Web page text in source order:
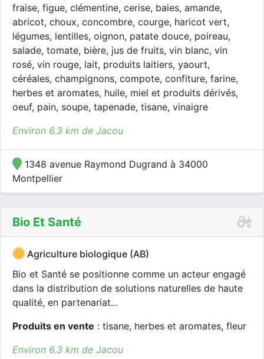
fraise, figue, clémentine, cerise, baies, amande,
abricot, choux, concombre, courge, haricot vert,
légumes, lentilles, oignon, patate douce, poireau,
salade, tomate, bière, jus de fruits, vin blanc, vin
rosé, vin rouge, lait, produits laitiers, yaourt,
céréales, champignons, compote, confiture, farine,
herbes et aromates, huile, miel et produits dérivés,
oeuf, pain, soupe, tapenade, tisane, vinaigre
Environ 6.3 km de Jacou
1348 avenue Raymond Dugrand à 34000
Montpellier
Bio Et Santé
Agriculture biologique (AB)
Bio et Santé se positionne comme un acteur engagé
dans la distribution de solutions naturelles de haute
qualité, en partenariat...
Produits en vente : tisane, herbes et aromates, fleur
Environ 6.3 km de Jacou